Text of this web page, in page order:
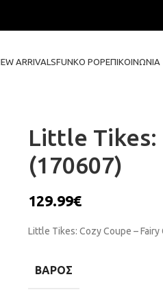
ARRIVALSFUNKO POPΕΠΙΚΟΙΝΩΝΊΑ
Little Tikes:
(170607)
129.99€
Little Tikes: Cozy Coupe – Fairy
ΒΆΡΟΣ